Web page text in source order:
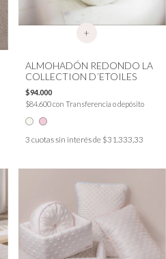
+
ALMOHADÓN REDONDO LA
COLLECTION D´ETOILES
$94.000
$84.600con Transferencia o depósito
3 cuotas sin interés de $31.333,33